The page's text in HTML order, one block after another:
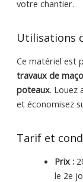
votre chantier.
Utilisations
Ce matériel est
travaux de
poteaux. Louez
et économisez
Tarif et
Prix :
le 2e